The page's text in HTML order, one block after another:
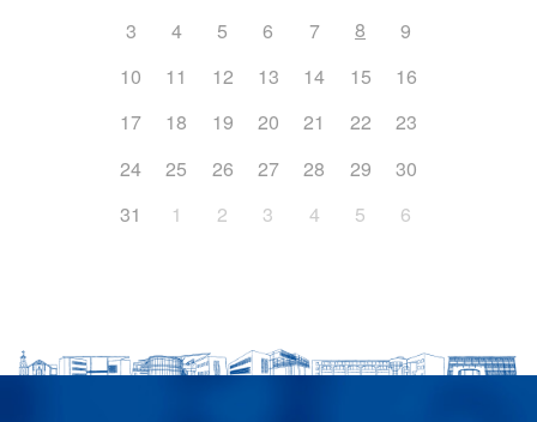
3
4 5 6 7 8
9
10
11 12 13 14 15
16
17
18 19 20 21 22
23
24
25 26 27 28 29
30
31
1 2 3 4 5 6